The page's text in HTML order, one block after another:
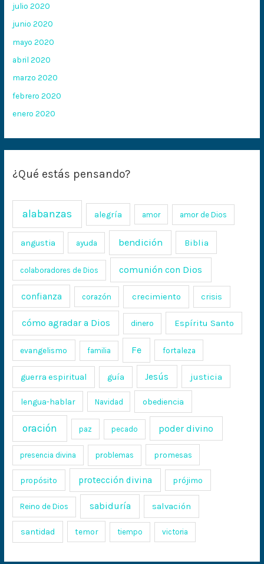
julio 2020
junio 2020
mayo 2020
abril 2020
marzo 2020
febrero 2020
enero 2020
¿Qué estás pensando?
alabanzas alegría amor amor de Dios
angustia ayuda bendición Biblia
colaboradores de Dios comunión con Dios
confianza corazón crecimiento crisis
cómo agradar a Dios dinero Espíritu Santo
evangelismo familia Fe fortaleza
guerra espiritual guía Jesús justicia
lengua-hablar Navidad obediencia
oración paz pecado poder divino
presencia divina problemas promesas
propósito protección divina prójimo
Reino de Dios sabiduría salvación
santidad temor tiempo victoria